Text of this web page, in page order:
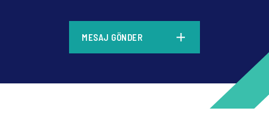
MESAJ GÖNDER